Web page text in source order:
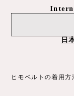
日
ヒモベルトの着用方